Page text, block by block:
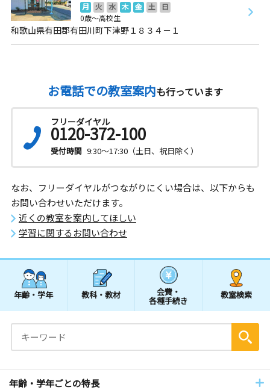
月 火 水 木 金 土
日
0歳～高校生
和歌山県有田郡有田川町下津野１８３４－１
お電話での教室案内も行っています
フリーダイヤル
0120-372-100
受付時間 9:30～17:30（土日、祝日除く）
なお、フリーダイヤルがつながりにくい場合は、以下からも
お問い合わせいただけます。
近くの教室を案内してほしい
学習に関するお問い合わせ
年齢・学年 教科・教材 会費・
各種手続き
教室検索
年齢・学年ごとの特長